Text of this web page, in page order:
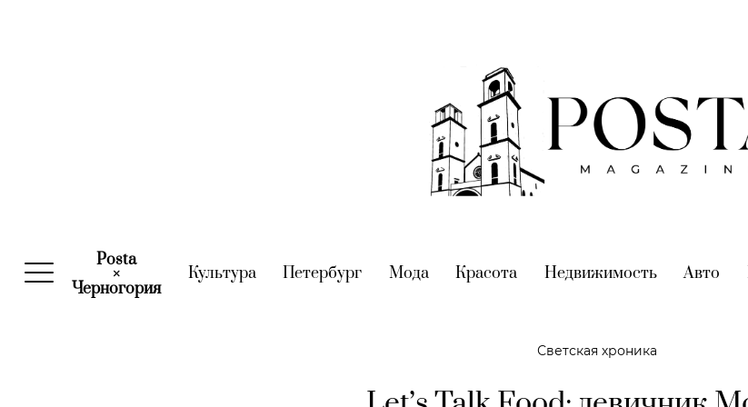
Posta
×
Черногория(current)
Культура(current)
Петербург (current)
Мода(current)
Красота (current)
Недвижимость(current)
Авто
Светская хроника